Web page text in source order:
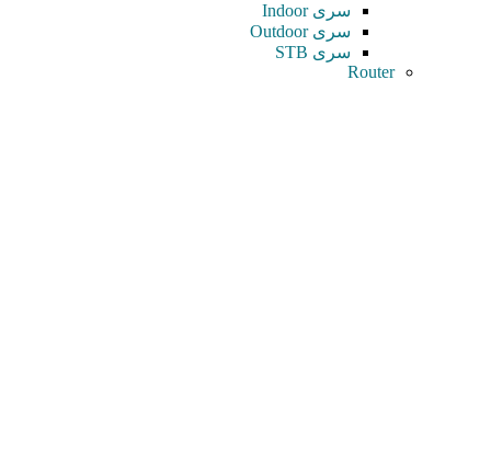
سری Indoor
سری Outdoor
سری STB
Router